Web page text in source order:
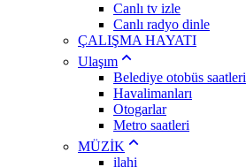
Canlı tv izle
Canlı radyo dinle
ÇALIŞMA HAYATI
Ulaşım
Belediye otobüs saatleri
Havalimanları
Otogarlar
Metro saatleri
MÜZİK
ilahi